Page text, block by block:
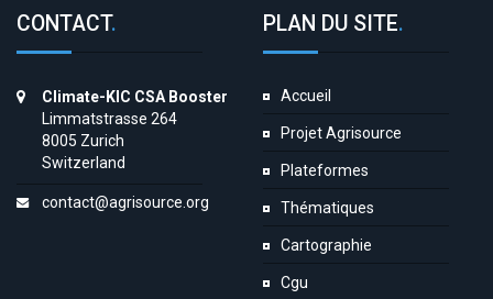
CONTACT.
Climate-KIC CSA Booster
Limmatstrasse 264
8005 Zurich
Switzerland
contact@agrisource.org
PLAN DU SITE.
Accueil
Projet Agrisource
Plateformes
Thématiques
Cartographie
Cgu